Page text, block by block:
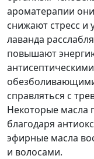
ароматерапии
снижают стресс
лаванда
повышают
справляться с
Некоторые масла
благодаря
эфирные масла
и волосами.